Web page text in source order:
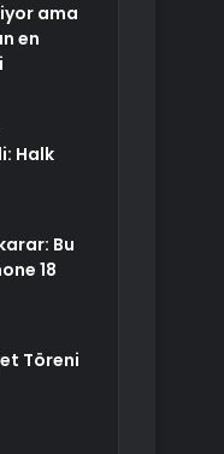
ama
en
Halk
Bu
18
Töreni